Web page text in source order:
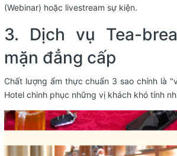
(Webinar) hoặc livestream sự kiện.
3. Dịch vụ Tea-
mặn đẳng cấp
Chất lượng ẩm thực chuẩn 3 sao chính là
Hotel chinh phục những vị khách khó tính